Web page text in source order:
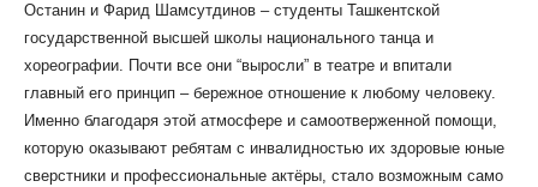
Останин и Фарид Шамсутдинов – студенты Ташкентской
государственной высшей школы национального танца и
хореографии. Почти все они “выросли” в театре и впитали
главный его принцип – бережное отношение к любому человеку.
Именно благодаря этой атмосфере и самоотверженной помощи,
которую оказывают ребятам с инвалидностью их здоровые юные
сверстники и профессиональные актёры, стало возможным само